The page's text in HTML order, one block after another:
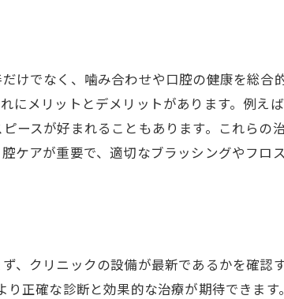
けでなく、噛み合わせや口腔の健康を総合
にメリットとデメリットがあります。例え
ースが好まれることもあります。これらの
ケアが重要で、適切なブラッシングやフロ
、クリニックの設備が最新であるかを確認
正確な診断と効果的な治療が期待できます